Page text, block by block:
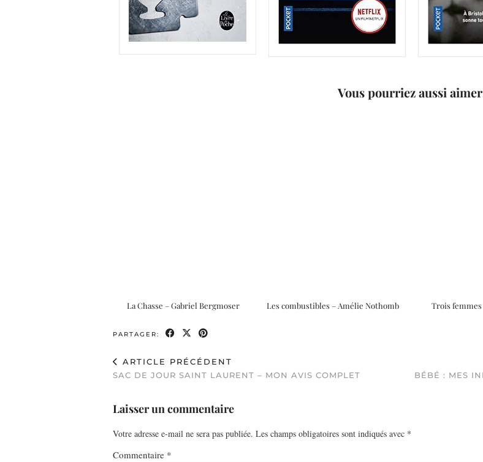
Vous pourriez aussi
La Chasse – Gabriel Bergmoser Les combustibles – Amélie Nothomb Trois femmes
PARTAGER:
ARTICLE PRÉCÉDENT
SAC DE JOUR SAINT LAURENT – MON AVIS COMPLET
BÉBÉ : MES
Laisser un commentaire
Votre adresse e-mail ne sera pas publiée. Les champs obligatoires sont indiqués avec *
Commentaire *